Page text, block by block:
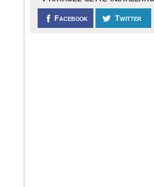
Facebook Twitter